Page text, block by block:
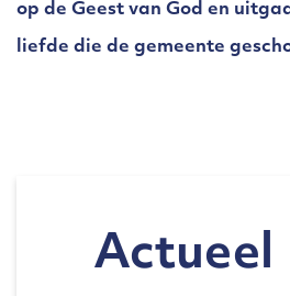
op de Geest van God en
liefde die de gemeente
Actueel